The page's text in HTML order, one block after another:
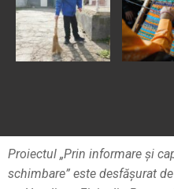
Proiectul „Prin informare și
schimbare” este desfășurat